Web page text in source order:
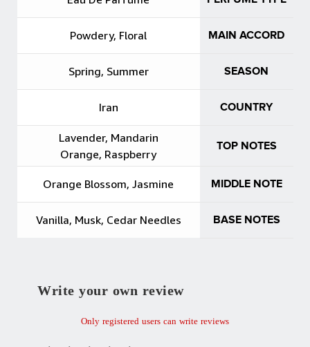
MAIN ACCORD
Powdery, Floral
SEASON
Spring, Summer
COUNTRY
Iran
TOP NOTES
Lavender, Mandarin
Orange, Raspberry
MIDDLE NOTE
Orange Blossom, Jasmine
BASE NOTES
Vanilla, Musk, Cedar Needles
Write your own review
Only registered users can write reviews